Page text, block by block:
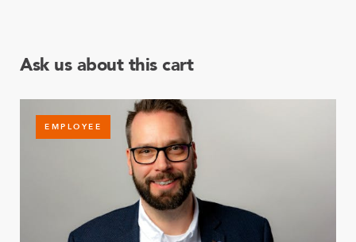
Ask us about this cart
EMPLOYEE